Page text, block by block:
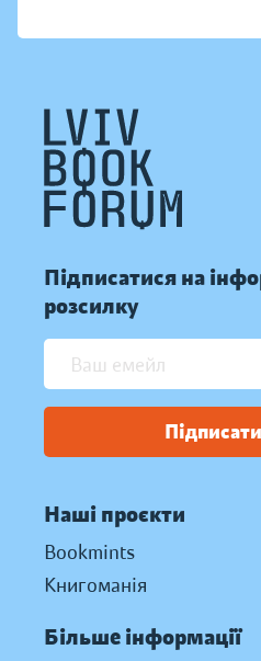
Підписатися на
розсилку
Наші проєкти
Bookmints
Книгоманія
Більше інформації